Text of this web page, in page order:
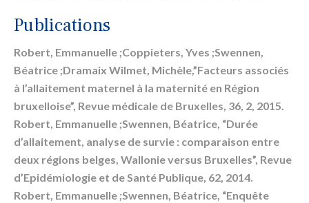
Publications
Robert, Emmanuelle ;Coppieters, Yves ;Swennen,
Béatrice ;Dramaix Wilmet, Michèle,”Facteurs associés
à l’allaitement maternel à la maternité en Région
bruxelloise”, Revue médicale de Bruxelles, 36, 2, 2015.
Robert, Emmanuelle ;Swennen, Béatrice, “Durée
d’allaitement, analyse de survie : comparaison entre
deux régions belges, Wallonie versus Bruxelles”, Revue
d’Epidémiologie et de Santé Publique, 62, 2014.
Robert, Emmanuelle ;Swennen, Béatrice, “Enquête